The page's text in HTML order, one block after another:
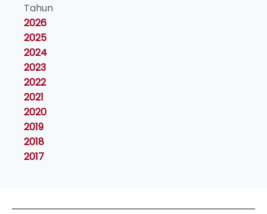
Tahun
2026
2025
2024
2023
2022
2021
2020
2019
2018
2017